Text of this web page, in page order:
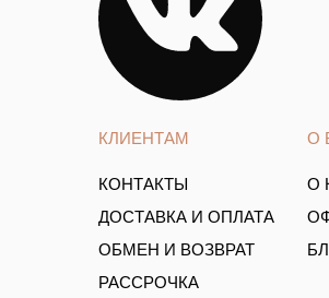
КЛИЕНТАМ
КОНТАКТЫ
ДОСТАВКА И ОПЛАТА
ОБМЕН И ВОЗВРАТ
РАССРОЧКА
О
О